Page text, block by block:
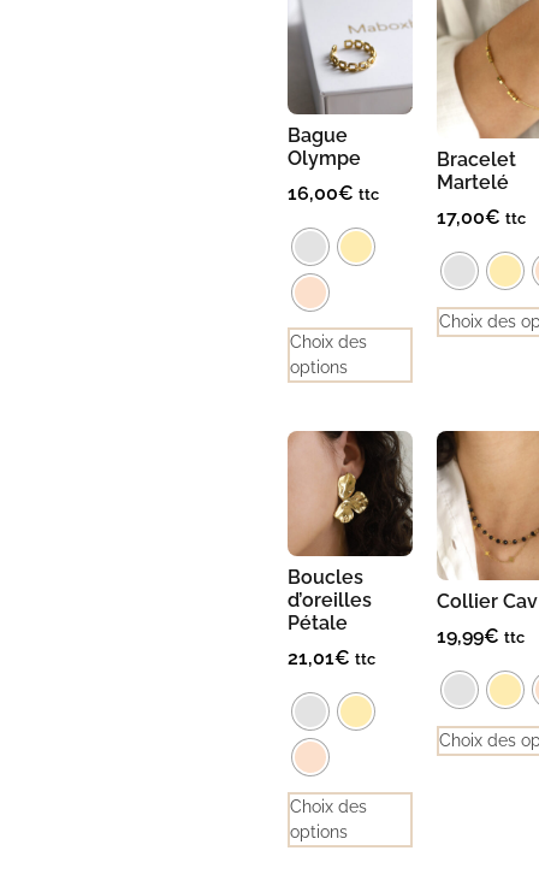
Bague
Olympe
16,00€ ttc
Choix des
options
Bracelet
Martelé
17,00€ ttc
Choix des
Boucles
d’oreilles
Pétale
21,01€ ttc
Choix des
options
Collier
19,99€ ttc
Choix des